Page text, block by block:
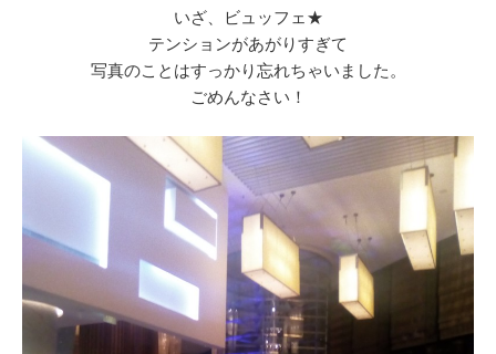
いざ、ビュッフェ★
テンションがあがりすぎて
写真のことはすっかり忘れちゃいました。
ごめんなさい！